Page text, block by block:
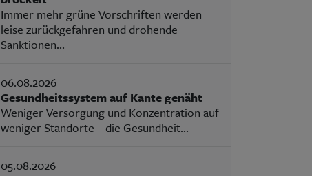
Immer mehr grüne Vorschriften werden
leise zurückgefahren und drohende
Sanktionen...
06.08.2026
Gesundheitssystem auf Kante genäht
Weniger Versorgung und Konzentration auf
weniger Standorte – die Gesundheit...
05.08.2026